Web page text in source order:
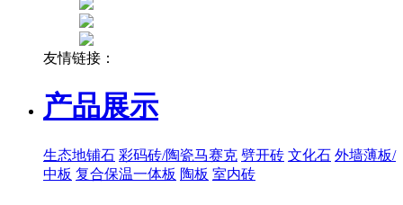
友情链接：
产品展示
生态地铺石 彩码砖/陶瓷马赛克 劈开砖 文化石 外墙薄板/
中板 复合保温一体板 陶板 室内砖